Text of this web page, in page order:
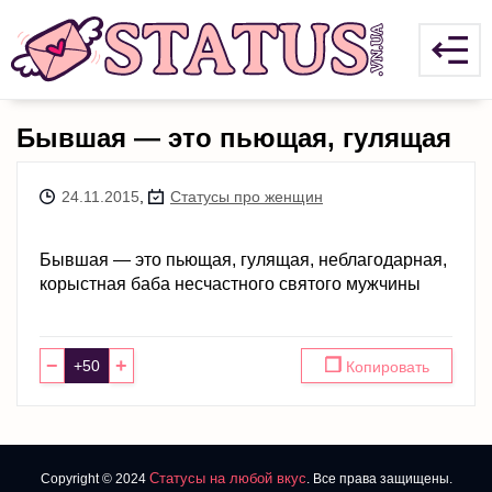
Бывшая — это пьющая, гулящая
24.11.2015 Статусы про женщин
Бывшая — это пьющая, гулящая, неблагодарная,
корыстная баба несчастного святого мужчины
− + ❐ Копировать
Copyright © 2024 Статусы на любой вкус. Все права защищены.